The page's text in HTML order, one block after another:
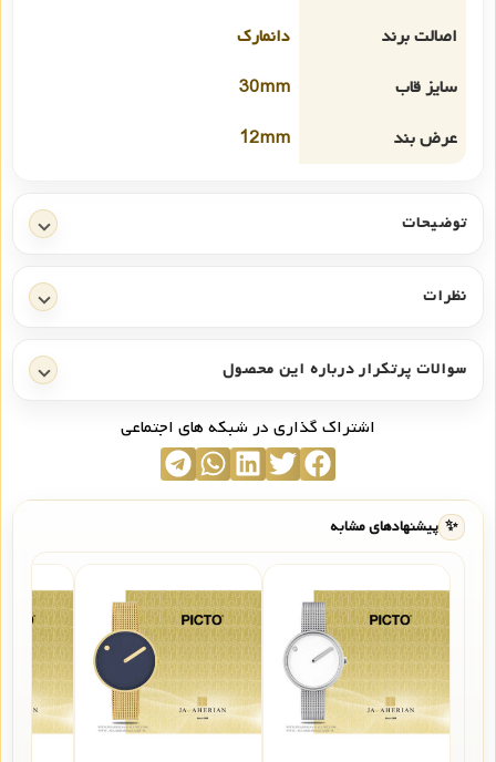
اصالت برند
دانمارک
سایز قاب
30mm
عرض بند
12mm
توضیحات
نظرات
سوالات پرتکرار درباره این محصول
اشتراک گذاری در شبکه های اجتماعی
✨ پیشنهادهای مشابه